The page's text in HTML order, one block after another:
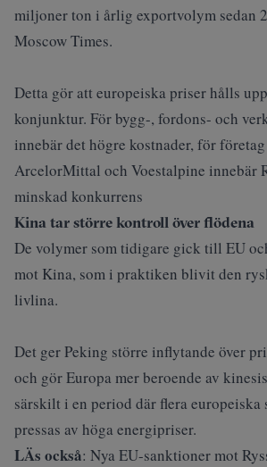
miljoner ton i årlig exportvolym sedan
Moscow Times.
Detta gör att europeiska priser hålls
konjunktur. För bygg-, fordons- och
innebär det högre kostnader, för företag
ArcelorMittal och Voestalpine innebär
minskad konkurrens
Kina tar större kontroll över flödena
De volymer som tidigare gick till EU
mot Kina, som i praktiken blivit den
livlina.
Det ger Peking större inflytande över
och gör Europa mer beroende av
särskilt i en period där flera europeiska
pressas av höga energipriser.
LÄs också: Nya EU-sanktioner mot